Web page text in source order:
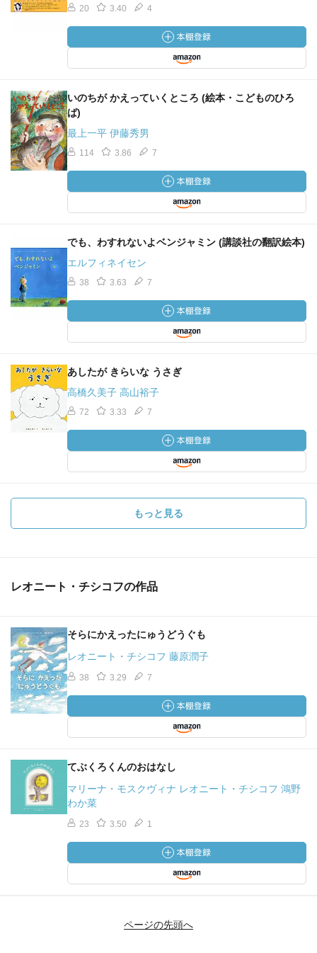
20 3.40 4
いのちが かえっていくところ (絵本・こどものひろ
ば)
最上一平 伊藤秀男
114 3.86 7
でも、わすれないよベンジャミン (講談社の翻訳絵本)
エルフィネイセン
38 3.63 7
あしたが きらいな うさぎ
高橋久美子 高山裕子
72 3.33 7
もっと見る
レオニート・チシコフの作品
そらにかえったにゅうどうぐも
レオニート・チシコフ 藤原潤子
38 3.29 7
てぶくろくんのおはなし
マリーナ・モスクヴィナ レオニート・チシコフ 鴻野
わか菜
23 3.50 1
ページの先頭へ